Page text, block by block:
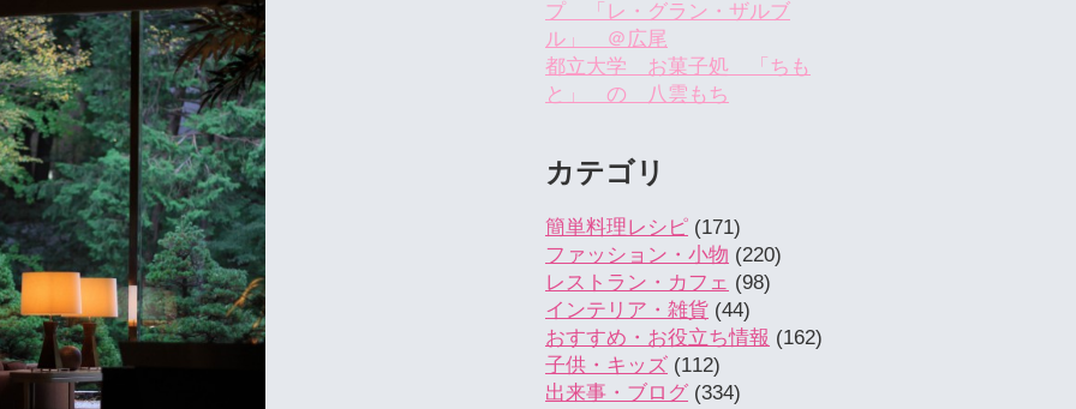
プ 「レ・グラン・ザルブ
ル」 ＠広尾
都立大学 お菓子処 「ちも
と」 の 八雲もち
カテゴリ
簡単料理レシピ (171)
ファッション・小物 (220)
レストラン・カフェ (98)
インテリア・雑貨 (44)
おすすめ・お役立ち情報 (162)
子供・キッズ (112)
出来事・ブログ (334)